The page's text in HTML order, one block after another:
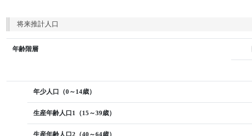
将来推計人口
年齢階層
年少人口（0～14歳）
生産年齢人口1（15～39歳）
生産年齢人口2（40～64歳）